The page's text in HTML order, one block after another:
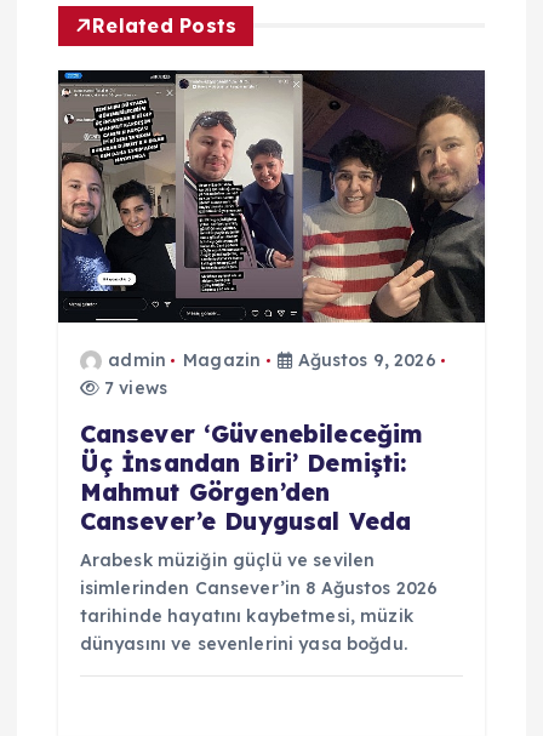
e
z
n
m
e
Related Posts
admin Magazin
Ağustos 9, 2026
7 views
Cansever ‘Güvenebileceğim
Üç İnsandan Biri’ Demişti:
Mahmut Görgen’den
Cansever’e Duygusal Veda
Arabesk müziğin güçlü ve sevilen
isimlerinden Cansever’in 8 Ağustos 2026
tarihinde hayatını kaybetmesi, müzik
dünyasını ve sevenlerini yasa boğdu.